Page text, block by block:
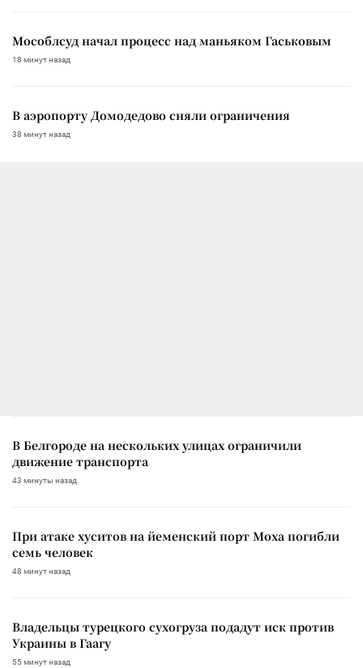
Мособлсуд начал процесс над маньяком Гаськовым
18 минут назад
В аэропорту Домодедово сняли ограничения
38 минут назад
В Белгороде на нескольких улицах ограничили
движение транспорта
43 минуты назад
При атаке хуситов на йеменский порт Моха погибли
семь человек
48 минут назад
Владельцы турецкого сухогруза подадут иск против
Украины в Гаагу
55 минут назад